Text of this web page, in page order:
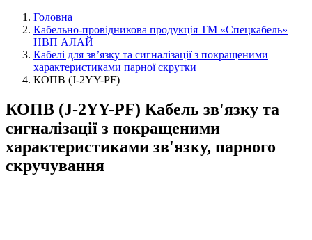
Головна
Кабельно-провідникова продукція ТМ «Спецкабель»
НВП АЛАЙ
Кабелі для зв’язку та сигналізації з покращеними
характеристиками парної скрутки
КОПВ (J-2YY-PF)
КОПВ (J-2YY-PF) Кабель зв'язку та
сигналізації з покращеними
характеристиками зв'язку, парного
скручування